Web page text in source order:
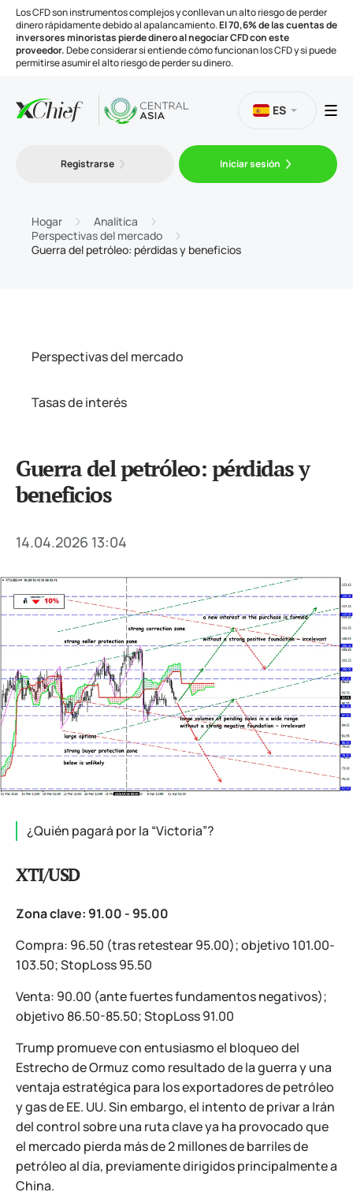
Los CFD son instrumentos complejos y conllevan un alto riesgo de perder
dinero rápidamente debido al apalancamiento.El 70,6% de las cuentas de
inversores minoristas pierde dinero al negociar CFD con este
proveedor.Debe considerar si entiende cómo funcionan los CFD y si puede
permitirse asumir el alto riesgo de perder su dinero.
Herramientas
ES
Registrarse Iniciar sesión
Hogar
Analítica
Perspectivas del mercado
Guerra del petróleo: pérdidas y beneficios
Perspectivas del mercado
Tasas de interés
Guerra del petróleo: pérdidas y
beneficios
14.04.2026 13:04
¿Quién pagará por la “Victoria”?
XTI/USD
Zona clave: 91.00 - 95.00
Compra: 96.50 (tras retestear 95.00); objetivo 101.00-
103.50; StopLoss 95.50
Venta: 90.00 (ante fuertes fundamentos negativos);
objetivo 86.50-85.50; StopLoss 91.00
Trump promueve con entusiasmo el bloqueo del
Estrecho de Ormuz como resultado de la guerra y una
ventaja estratégica para los exportadores de petróleo
y gas de EE. UU. Sin embargo, el intento de privar a Irán
del control sobre una ruta clave ya ha provocado que
el mercado pierda más de 2 millones de barriles de
petróleo al día, previamente dirigidos principalmente a
China.